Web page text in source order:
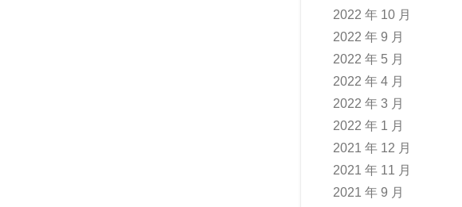
2022 年 10 月
2022 年 9 月
2022 年 5 月
2022 年 4 月
2022 年 3 月
2022 年 1 月
2021 年 12 月
2021 年 11 月
2021 年 9 月